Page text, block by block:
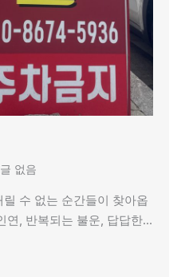
없음
수 없는 순간들이 찾아옵
연, 반복되는 불운, 답답한…